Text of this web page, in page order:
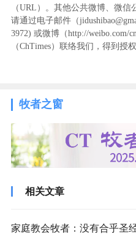
（URL）。其他公共微博、微信
请通过电子邮件（
3972) ‬或微博（http://weibo.com/
（ChTimes）联络我们，得到授
牧者之窗
相关文章
家庭教会牧者：没有合乎圣